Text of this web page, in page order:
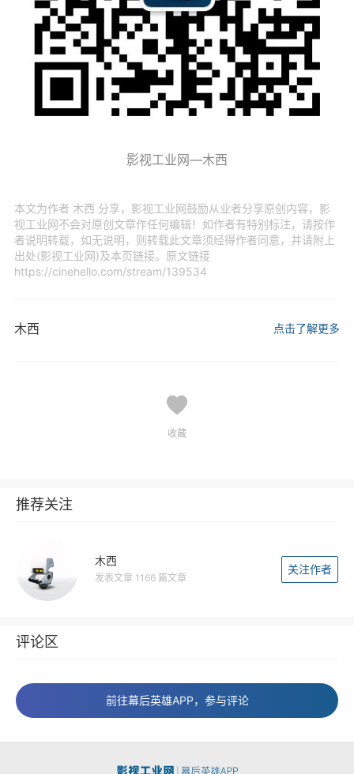
影视工业网—木西
本文为作者 木西 分享，影视工业网鼓励从业者分享原创内容，影
视工业网不会对原创文章作任何编辑！如作者有特别标注，请按作
者说明转载，如无说明，则转载此文章须经得作者同意，并请附上
出处(影视工业网)及本页链接。原文链接
https://cinehello.com/stream/139534
木西 点击了解更多
收藏
推荐关注
木西
发表文章 1166 篇文章
关注作者
评论区
前往幕后英雄APP，参与评论